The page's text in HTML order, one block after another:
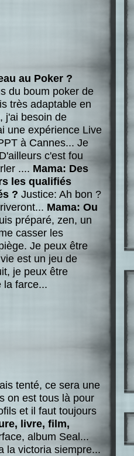
au Poker ?
du boum poker de
très adaptable en
j'ai besoin de
une expérience Live
à Cannes... Je
c'est fou
.... Mama: Des
les qualifiés
? Justice: Ah bon ?
Mama: Ou
préparé, zen, un
casser les
Je peux être
est un jeu de
je peux être
la farce...
tenté, ce sera une
on est tous là pour
et il faut toujours
livre, film,
album Seal...
la victoria siempre...